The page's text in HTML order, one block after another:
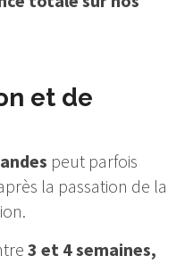
et de
peut parfois
la passation de la
3 et 4 semaines,